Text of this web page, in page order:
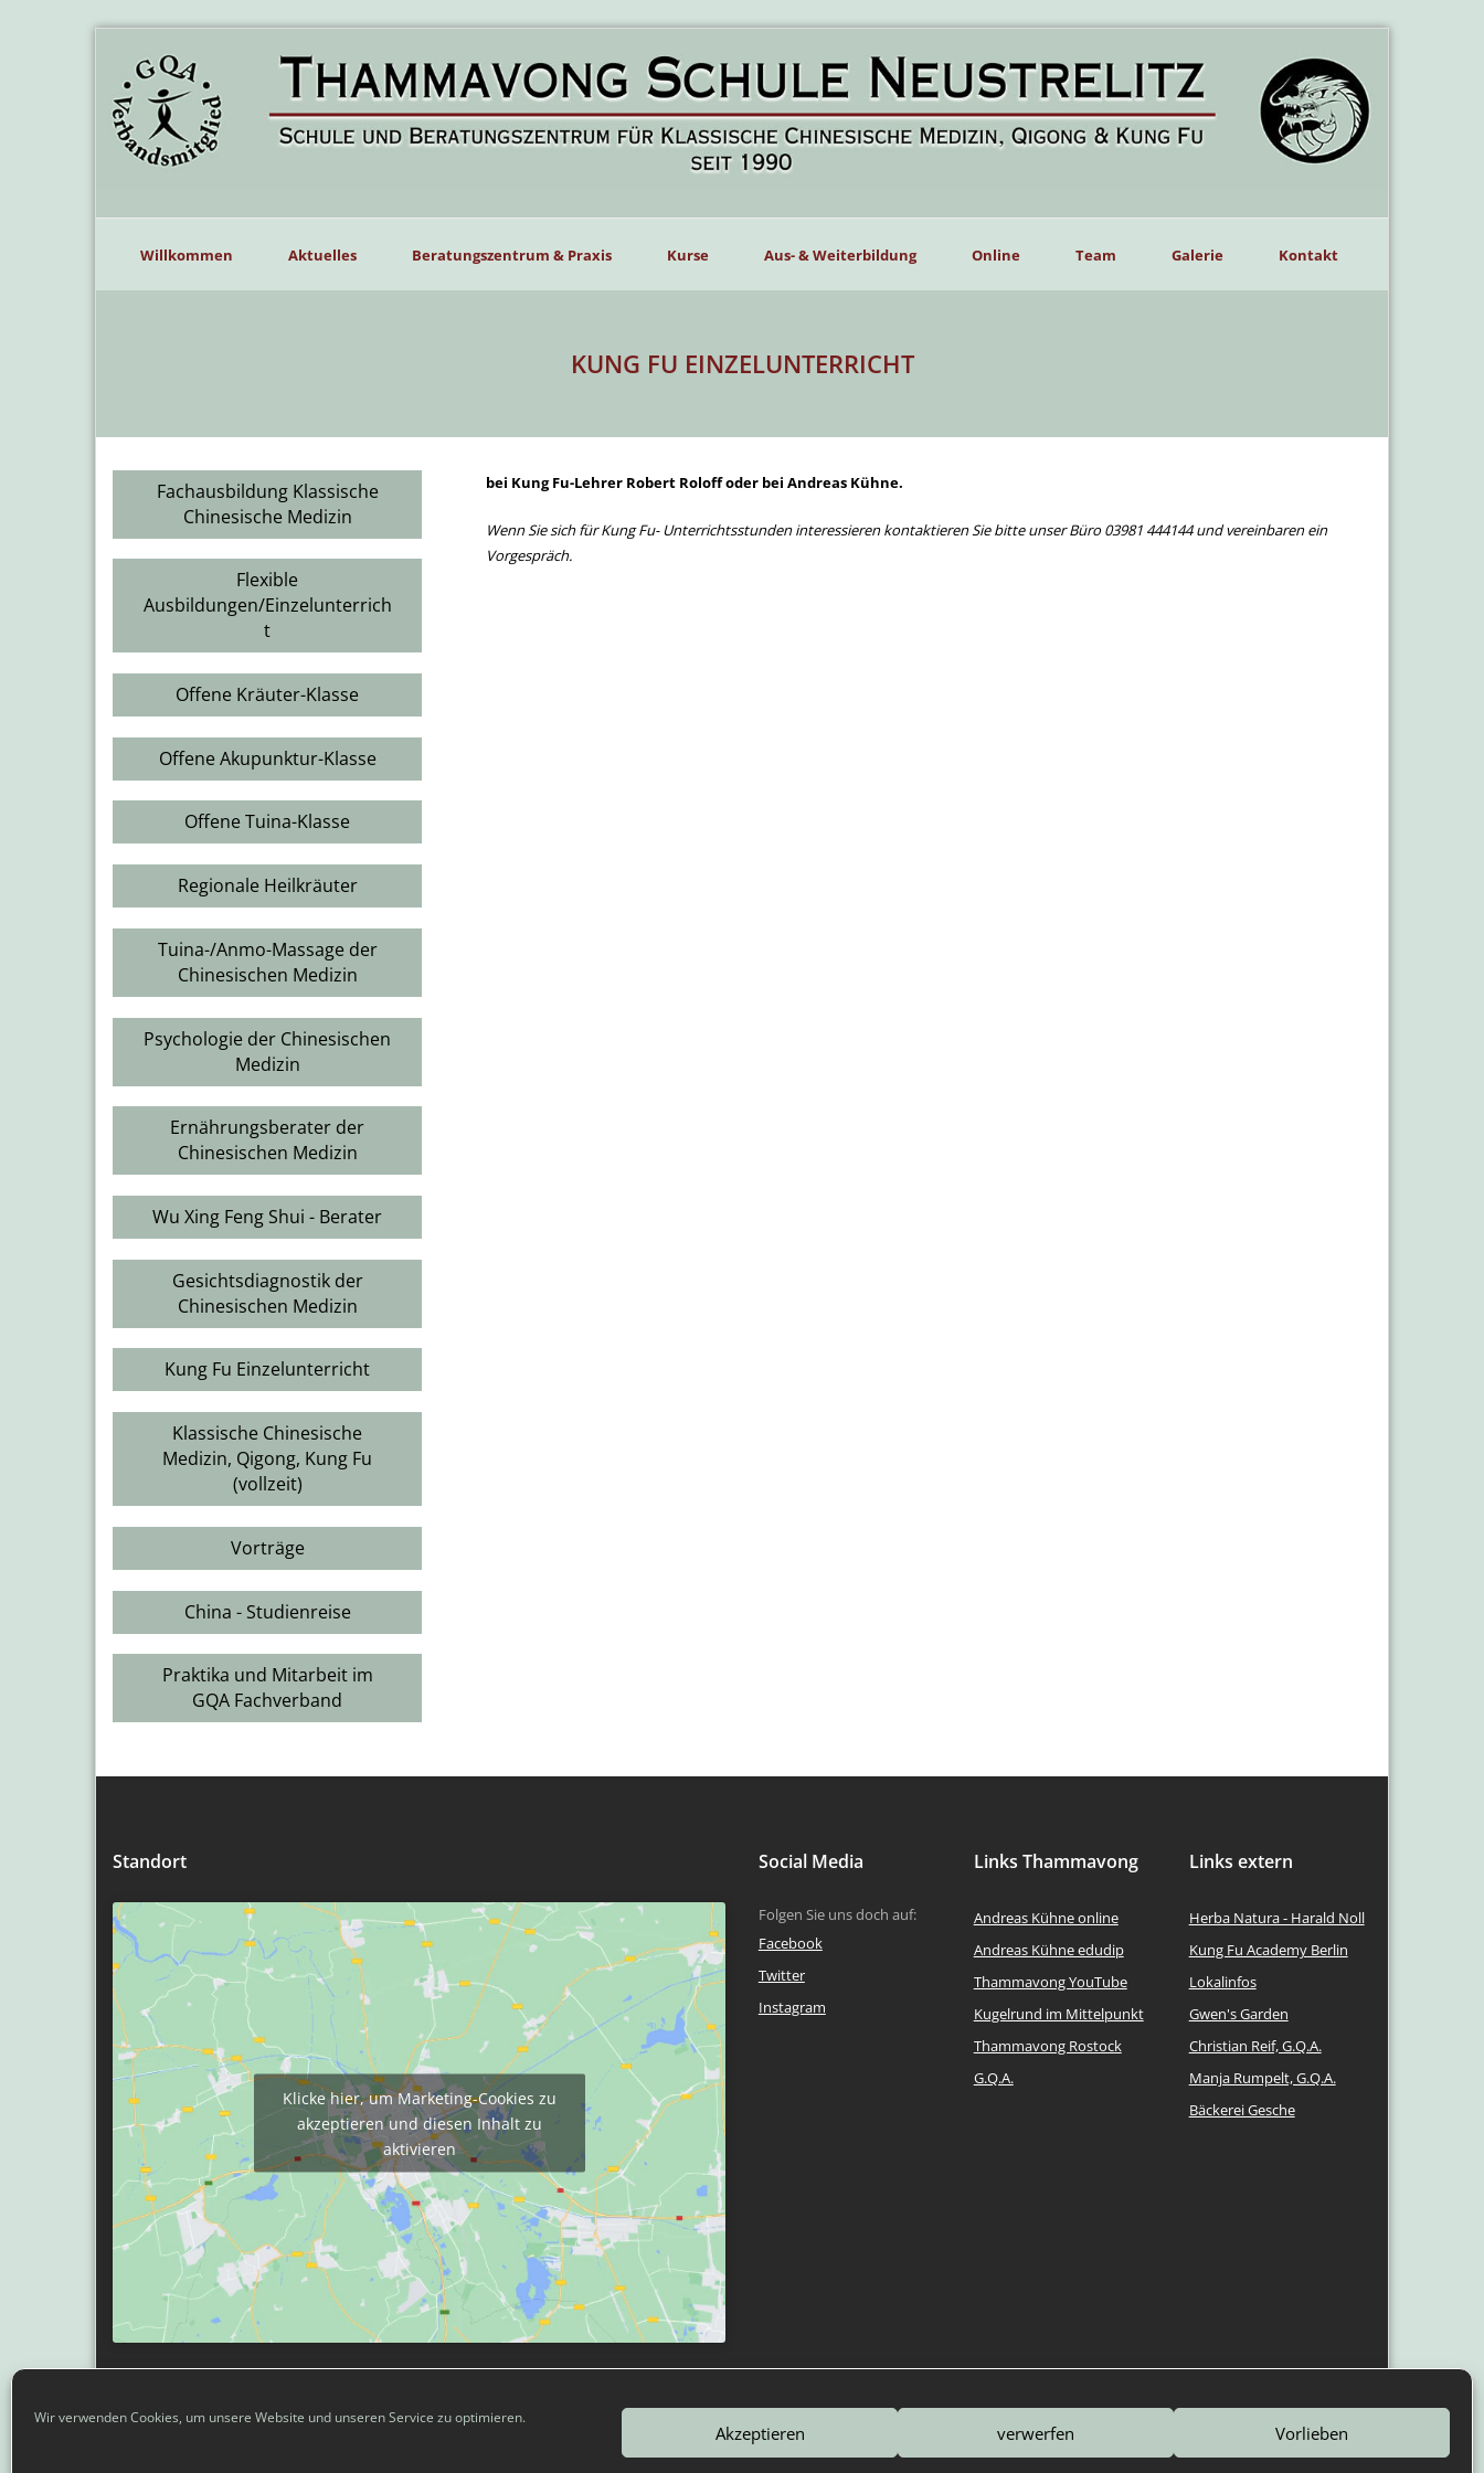
Wir verwenden Cookies, um unsere Website und unseren Service zu optimieren.
Akzeptieren verwerfen Vorlieben
Willkommen Aktuelles Beratungszentrum & Praxis Kurse Aus- & Weiterbildung Online Team Galerie Kontakt
KUNG FU EINZELUNTERRICHT
bei Kung Fu-Lehrer Robert Roloff oder bei Andreas Kühne.
Wenn Sie sich für Kung Fu- Unterrichtsstunden interessieren kontaktieren Sie bitte unser Büro 03981 444144 und vereinbaren ein
Vorgespräch.
Fachausbildung Klassische
Chinesische Medizin
Flexible
Ausbildungen/Einzelunterrich
t
Offene Kräuter-Klasse
Offene Akupunktur-Klasse
Offene Tuina-Klasse
Regionale Heilkräuter
Tuina-/Anmo-Massage der
Chinesischen Medizin
Psychologie der Chinesischen
Medizin
Ernährungsberater der
Chinesischen Medizin
Wu Xing Feng Shui - Berater
Gesichtsdiagnostik der
Chinesischen Medizin
Kung Fu Einzelunterricht
Klassische Chinesische
Medizin, Qigong, Kung Fu
(vollzeit)
Vorträge
China - Studienreise
Praktika und Mitarbeit im
GQA Fachverband
Standort
Klicke hier, um Marketing-Cookies zu
akzeptieren und diesen Inhalt zu
aktivieren
Social Media
Folgen Sie uns doch auf:
Facebook
Twitter
Instagram
Links Thammavong
Andreas Kühne online
Andreas Kühne edudip
Thammavong YouTube
Kugelrund im Mittelpunkt
Thammavong Rostock
G.Q.A.
Links extern
Herba Natura - Harald Noll
Kung Fu Academy Berlin
Lokalinfos
Gwen's Garden
Christian Reif, G.Q.A.
Manja Rumpelt, G.Q.A.
Bäckerei Gesche